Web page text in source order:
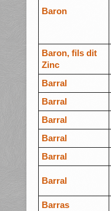
Baron
Baron, fils dit
Zinc
Barral
Barral
Barral
Barral
Barral
Barral
Barras